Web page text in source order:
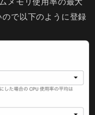
で以下のように登録